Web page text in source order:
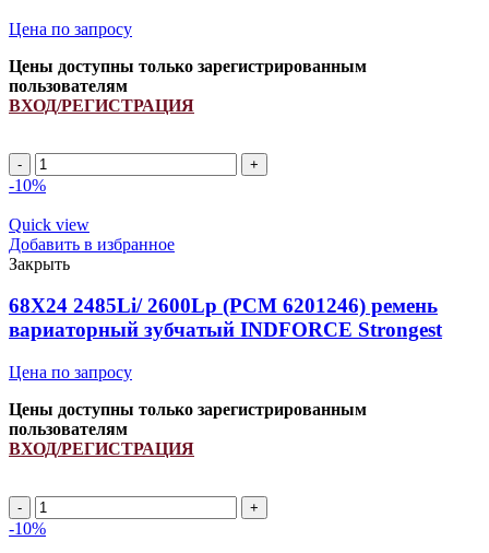
Цена по запросу
Цены доступны только зарегистрированным
пользователям
ВХОД/РЕГИСТРАЦИЯ
Количество
товара
50X22
(45x22)
2315Li/
2385Lp
ремень
приводной
INDFORCE
-10%
Quick view
Добавить в избранное
Закрыть
68X24 2485Li/ 2600Lp (PCM 6201246) ремень
вариаторный зубчатый INDFORCE Strongest
Цена по запросу
Цены доступны только зарегистрированным
пользователям
ВХОД/РЕГИСТРАЦИЯ
Количество
товара
-10%